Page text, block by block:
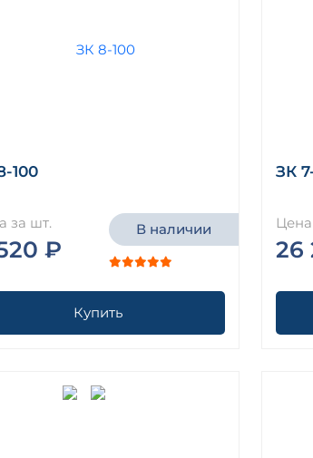
100
за шт.
₽
В наличии
Купить
ЗК
26